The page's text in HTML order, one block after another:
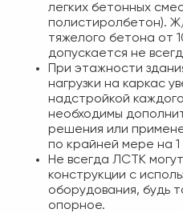
легких бетонных
полистиролбетон).
тяжелого бетона от
допускается не
При этажности
нагрузки на каркас
надстройкой
необходимы
решения или
по крайней мере на 1
Не всегда ЛСТК
конструкции с
оборудования, будь
опорное.